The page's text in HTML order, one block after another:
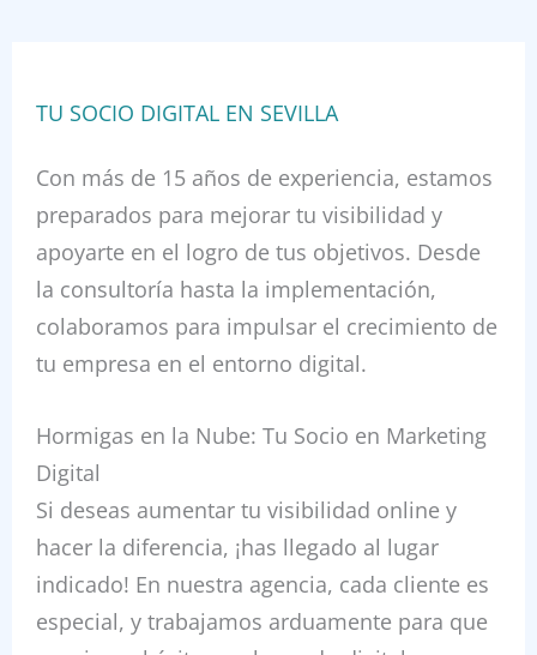
TU SOCIO DIGITAL EN SEVILLA
Con más de 15 años de experiencia, estamos
preparados para mejorar tu visibilidad y
apoyarte en el logro de tus objetivos. Desde
la consultoría hasta la implementación,
colaboramos para impulsar el crecimiento de
tu empresa en el entorno digital.
Hormigas en la Nube: Tu Socio en Marketing
Digital
Si deseas aumentar tu visibilidad online y
hacer la diferencia, ¡has llegado al lugar
indicado! En nuestra agencia, cada cliente es
especial, y trabajamos arduamente para que